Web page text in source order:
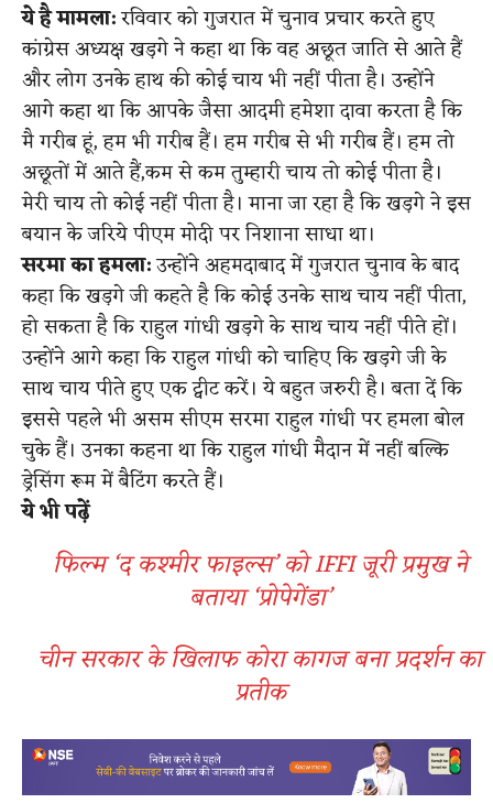
ये है मामला:रविवार को गुजरात में चुनाव प्रचार करते हुए
कांग्रेस अध्यक्ष खड़गे ने कहा था कि वह अछूत जाति से आते हैं
और लोग उनके हाथ की कोई चाय भी नहीं पीता है। उन्होंने
आगे कहा था कि आपके जैसा आदमी हमेशा दावा करता है कि
मै गरीब हूं, हम भी गरीब हैं। हम गरीब से भी गरीब हैं। हम तो
अछूतों में आते हैं,कम से कम तुम्हारी चाय तो कोई पीता है।
मेरी चाय तो कोई नहीं पीता है। माना जा रहा है कि खड़गे ने इस
बयान के जरिये पीएम मोदी पर निशाना साधा था।
सरमा का हमला:उन्होंने अहमदाबाद में गुजरात चुनाव के बाद
कहा कि खड़गे जी कहते है कि कोई उनके साथ चाय नहीं पीता,
हो सकता है कि राहुल गांधी खड़गे के साथ चाय नहीं पीते हों।
उन्होंने आगे कहा कि राहुल गांधी को चाहिए कि खड़गे जी के
साथ चाय पीते हुए एक ट्वीट करें। ये बहुत जरुरी है। बता दें कि
इससे पहले भी असम सीएम सरमा राहुल गांधी पर हमला बोल
चुके हैं। उनका कहना था कि राहुल गांधी मैदान में नहीं बल्कि
ड्रेसिंग रूम में बैटिंग करते हैं।
ये भी पढ़ें
फिल्म ‘द कश्मीर फाइल्स’ को IFFI जूरी प्रमुख ने
बताया ‘प्रोपेगेंडा’
चीन सरकार के खिलाफ कोरा कागज बना प्रदर्शन का
प्रतीक